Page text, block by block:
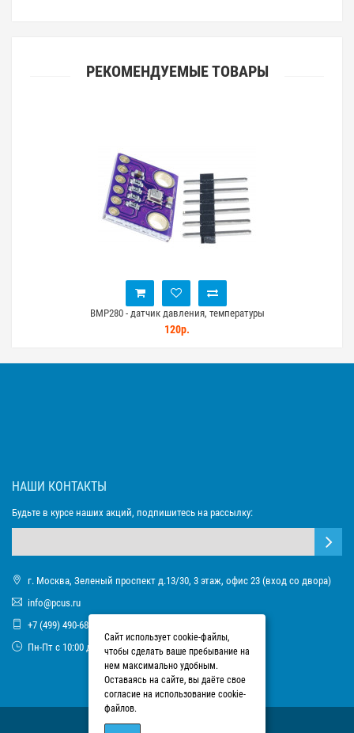
РЕКОМЕНДУЕМЫЕ ТОВАРЫ
BMP280 - датчик давления, температуры
120р.
НАШИ КОНТАКТЫ
Будьте в курсе наших акций, подпишитесь на рассылку:
г. Москва, Зеленый проспект д.13/30, 3 этаж, офис 23 (вход со двора)
info@pcus.ru
+7 (499) 490-68-93
Пн-Пт с 10:00 до 17:00
Сайт использует cookie-файлы,
чтобы сделать ваше пребывание на
нем максимально удобным.
Оставаясь на сайте, вы даёте свое
согласие на использование cookie-
файлов.